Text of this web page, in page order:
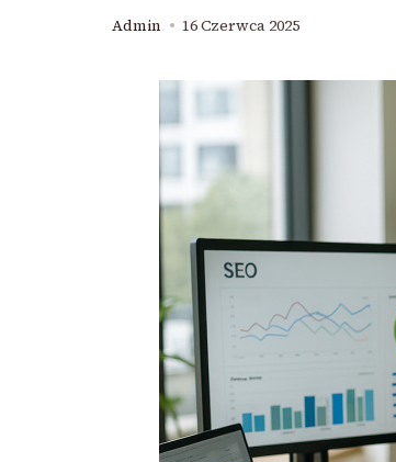
Admin 16 Czerwca 2025